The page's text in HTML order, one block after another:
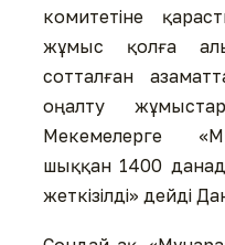
комитетіне
жұмыс қолға
сотталған
оңалту
Мекемелерге
шыққан 1400
жеткізілді» дейді